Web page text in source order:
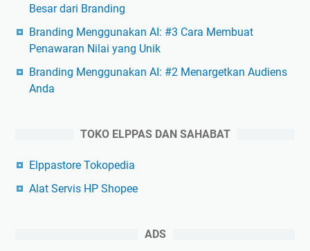
Besar dari Branding
Branding Menggunakan AI: #3 Cara Membuat
Penawaran Nilai yang Unik
Branding Menggunakan AI: #2 Menargetkan Audiens
Anda
TOKO ELPPAS DAN SAHABAT
Elppastore Tokopedia
Alat Servis HP Shopee
ADS